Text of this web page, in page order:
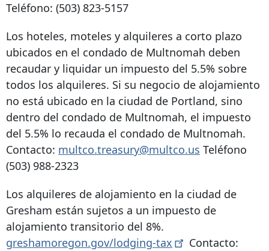
Teléfono: (503) 823-5157
Los hoteles, moteles y alquileres a corto plazo
ubicados en el condado de Multnomah deben
recaudar y liquidar un impuesto del 5.5% sobre
todos los alquileres. Si su negocio de alojamiento
no está ubicado en la ciudad de Portland, sino
dentro del condado de Multnomah, el impuesto
del 5.5% lo recauda el condado de Multnomah.
Contacto: multco.treasury@multco.us Teléfono
(503) 988-2323
Los alquileres de alojamiento en la ciudad de
Gresham están sujetos a un impuesto de
alojamiento transitorio del 8%.
greshamoregon.gov/lodging-tax
Contacto: